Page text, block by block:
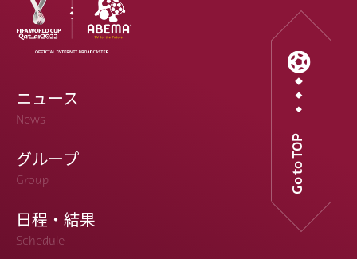
ニュース
News
グループ
Group
日程・結果
Schedule
Go to TOP